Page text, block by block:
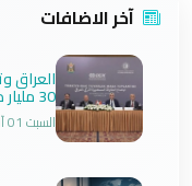
آخر الاضافات
العراق
30 مليار دو...
السبت 01 آب 2026